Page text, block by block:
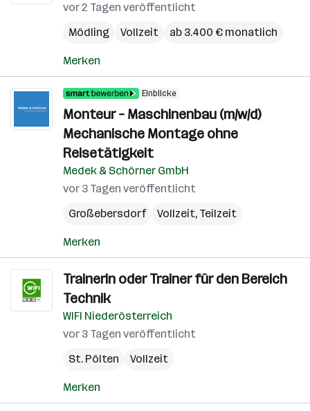
vor 2 Tagen veröffentlicht
Mödling
Vollzeit ab 3.400 € monatlich
Merken
Einblicke
Monteur – Maschinenbau (m/w/d)
Mechanische Montage ohne
Reisetätigkeit
Medek & Schörner GmbH
vor 3 Tagen veröffentlicht
Großebersdorf
Vollzeit, Teilzeit
Merken
Trainerin oder Trainer für den Bereich
Technik
WIFI Niederösterreich
vor 3 Tagen veröffentlicht
St. Pölten
Vollzeit
Merken